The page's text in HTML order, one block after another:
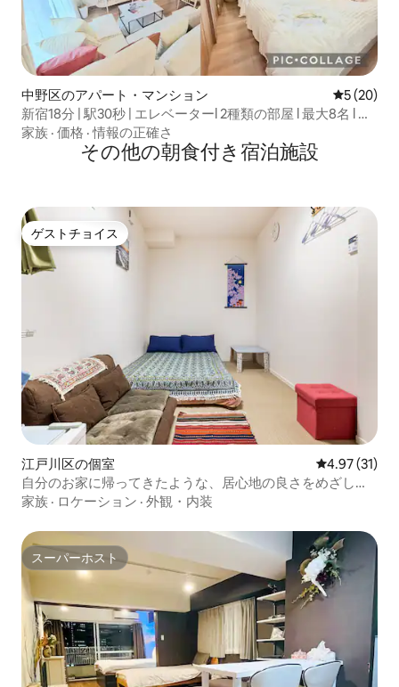
中野区のアパート・マンション レビュー
5 (20)
新宿18分 | 駅30秒 | エレベーターl 2種類の部屋 l 最大8名 l 最
大70㎡ | 商店街
家族 · 価格 ·情報の正確さ
その他の朝食付き宿泊施設
ゲストチョイス
ゲストチョイス
江戸川区の個室 レビュー31
4.97 (31)
自分のお家に帰ってきたような、居心地の良さをめざして
います。無料朝食付きになりました！
家族 · ロケーション · 外観・内装
スーパーホスト
スーパーホスト